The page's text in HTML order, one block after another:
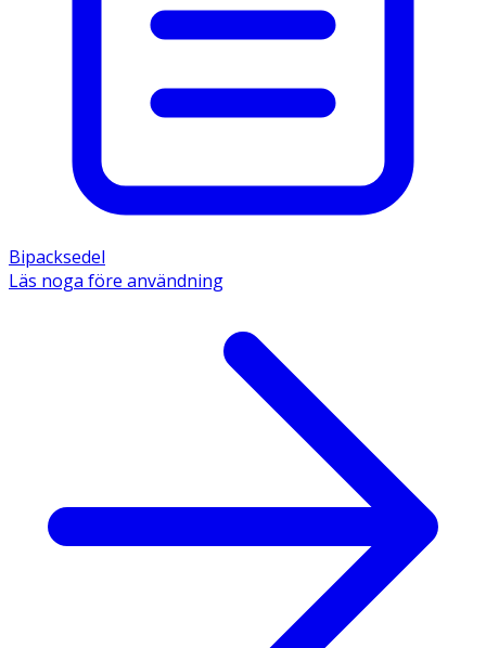
Bipacksedel
Läs noga före användning